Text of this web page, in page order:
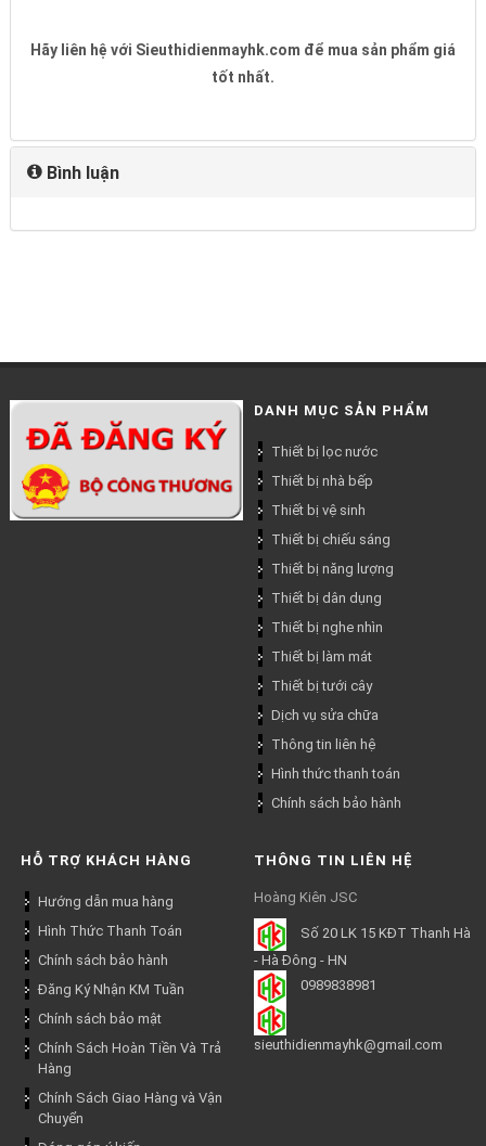
Hãy liên hệ với Sieuthidienmayhk.com để mua sản phẩm giá
tốt nhất.
Bình luận
DANH MỤC SẢN PHẨM
Thiết bị lọc nước
Thiết bị nhà bếp
Thiết bị vệ sinh
Thiết bị chiếu sáng
Thiết bị năng lượng
Thiết bị dân dụng
Thiết bị nghe nhìn
Thiết bị làm mát
Thiết bị tưới cây
Dịch vụ sửa chữa
Thông tin liên hệ
Hình thức thanh toán
Chính sách bảo hành
HỖ TRỢ KHÁCH HÀNG
Hướng dẫn mua hàng
Hình Thức Thanh Toán
Chính sách bảo hành
Đăng Ký Nhận KM Tuần
Chính sách bảo mật
Chính Sách Hoàn Tiền Và Trả
Hàng
Chính Sách Giao Hàng và Vận
Chuyển
THÔNG TIN LIÊN HỆ
Hoàng Kiên JSC
Số 20 LK 15 KĐT Thanh Hà
- Hà Đông - HN
0989838981
sieuthidienmayhk@gmail.com